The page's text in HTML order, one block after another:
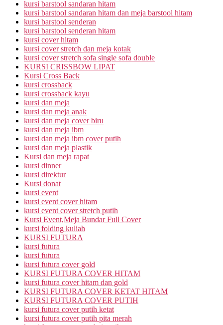
kursi barstool sandaran hitam
kursi barstool sandaran hitam dan meja barstool hitam
kursi barstool senderan
kursi barstool senderan hitam
kursi cover hitam
kursi cover stretch dan meja kotak
kursi cover stretch sofa single sofa double
KURSI CRISSBOW LIPAT
Kursi Cross Back
kursi crossback
kursi crossback kayu
kursi dan meja
kursi dan meja anak
kursi dan meja cover biru
kursi dan meja ibm
kursi dan meja ibm cover putih
kursi dan meja plastik
Kursi dan meja rapat
kursi dinner
kursi direktur
Kursi donat
kursi event
kursi event cover hitam
kursi event cover stretch putih
Kursi Event,Meja Bundar Full Cover
kursi folding kuliah
KURSI FUTURA
kursi futura
kursi futura
kursi futura cover gold
KURSI FUTURA COVER HITAM
kursi futura cover hitam dan gold
KURSI FUTURA COVER KETAT HITAM
KURSI FUTURA COVER PUTIH
kursi futura cover putih ketat
kursi futura cover putih pita merah